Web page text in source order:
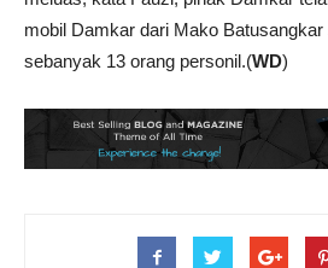
mobil Damkar dari Mako
sebanyak 13 orang personil.(WD)